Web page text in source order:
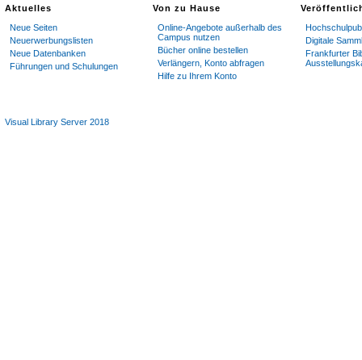
Aktuelles
Neue Seiten
Neuerwerbungslisten
Neue Datenbanken
Führungen und Schulungen
Von zu Hause
Online-Angebote außerhalb des
Campus nutzen
Bücher online bestellen
Verlängern, Konto abfragen
Hilfe zu Ihrem Konto
Digitale
Frankfurter
Visual Library Server 2018